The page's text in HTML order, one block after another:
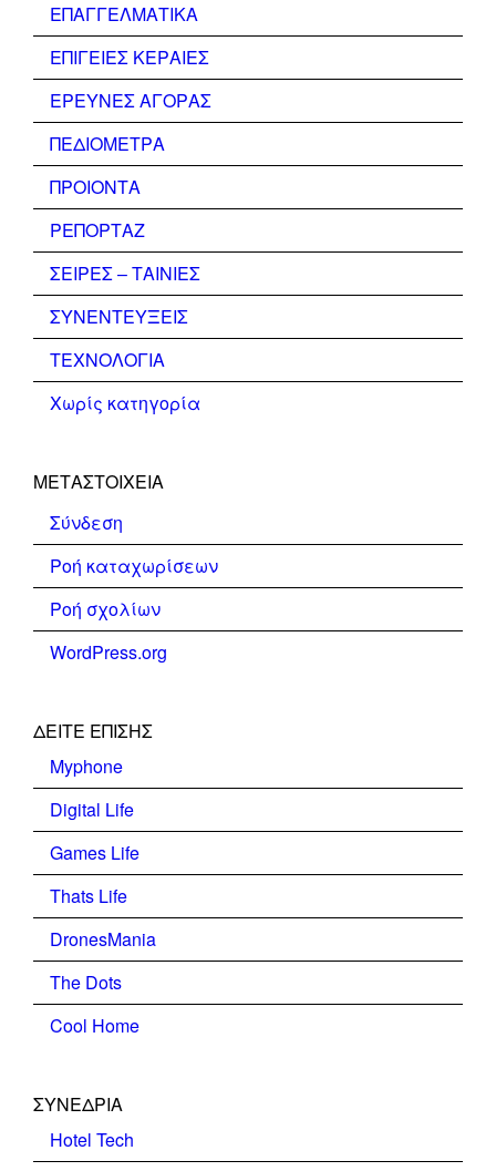
ΕΠΑΓΓΕΛΜΑΤΙΚΑ
ΕΠΙΓΕΙΕΣ ΚΕΡΑΙΕΣ
ΕΡΕΥΝΕΣ ΑΓΟΡΑΣ
ΠΕΔΙΟΜΕΤΡΑ
ΠΡΟΙΟΝΤΑ
ΡΕΠΟΡΤΑΖ
ΣΕΙΡΕΣ – ΤΑΙΝΙΕΣ
ΣΥΝΕΝΤΕΥΞΕΙΣ
ΤΕΧΝΟΛΟΓΙΑ
Χωρίς κατηγορία
ΜΕΤΑΣΤΟΙΧΕΊΑ
Σύνδεση
Ροή καταχωρίσεων
Ροή σχολίων
WordPress.org
ΔΕΊΤΕ ΕΠΊΣΗΣ
Myphone
Digital Life
Games Life
Thats Life
DronesMania
The Dots
Cool Home
ΣΥΝΕΔΡΙΑ
Hotel Tech